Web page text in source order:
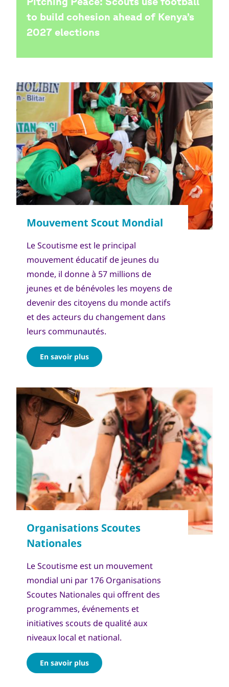
Le Scoutisme est le principal
mouvement éducatif de jeunes du
monde, il donne à 57 millions de
jeunes et de bénévoles les moyens de
devenir des citoyens du monde actifs
et des acteurs du changement dans
leurs communautés.
En savoir plus
Le Scoutisme est un mouvement
mondial uni par 176 Organisations
Scoutes Nationales qui offrent des
programmes, événements et
initiatives scouts de qualité aux
niveaux local et national.
En savoir plus